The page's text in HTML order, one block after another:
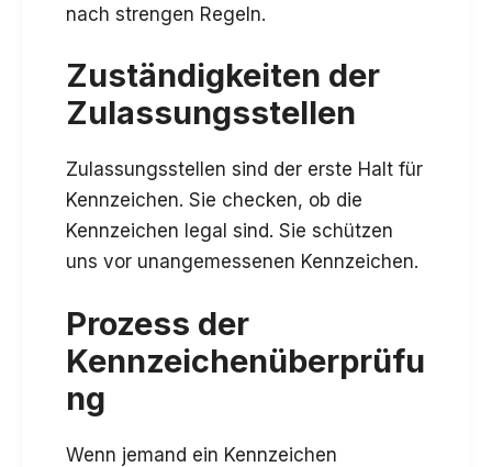
nach strengen Regeln.
Zuständigkeiten der
Zulassungsstellen
Zulassungsstellen sind der erste Halt für
Kennzeichen. Sie checken, ob die
Kennzeichen legal sind. Sie schützen
uns vor unangemessenen Kennzeichen.
Prozess der
Kennzeichenüberprüfu
ng
Wenn jemand ein Kennzeichen